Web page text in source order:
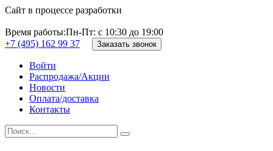
Сайт в процессе разработки
Время работы:Пн-Пт: с 10:30 до 19:00
+7 (495) 162 99 37
Заказать звонок
Войти
Распродажа/Акции
Новости
Оплата/доставка
Контакты